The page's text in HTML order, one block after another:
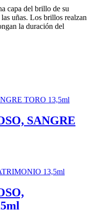
capa del brillo de su
uñas. Los brillos realzan
la duración del
SANGRE